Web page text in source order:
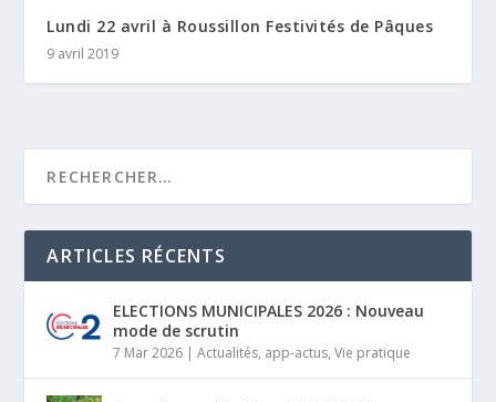
Lundi 22 avril à Roussillon Festivités de Pâques
9 avril 2019
ARTICLES RÉCENTS
ELECTIONS MUNICIPALES 2026 : Nouveau
mode de scrutin
7 Mar 2026 |Actualités, app-actus,Vie pratique